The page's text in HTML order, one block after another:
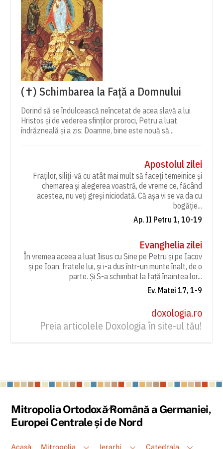
(✝) Schimbarea la Față a Domnului
Dorind să se îndulcească neîncetat de acea slavă a lui
Hristos și de vederea sfinților proroci, Petru a luat
îndrăzneală și a zis: Doamne, bine este nouă să...
Apostolul zilei
Fraților, siliți-vă cu atât mai mult să faceți temeinice și
chemarea și alegerea voastră, de vreme ce, făcând
acestea, nu veți greși niciodată. Că așa vi se va da cu
bogăție...
Ap. II Petru 1, 10-19
Evanghelia zilei
În vremea aceea a luat Iisus cu Sine pe Petru și pe Iacov
și pe Ioan, fratele lui, și i-a dus într-un munte înalt, de o
parte. Și S-a schimbat la față înaintea lor...
Ev. Matei 17, 1-9
doxologia.ro
Preia articolele Doxologia în site-ul tău!
Back
To
Mitropolia Ortodoxă Română a Germaniei,
Europei Centrale și de Nord
Acasă Mitropolia Ierarhi Catedrala